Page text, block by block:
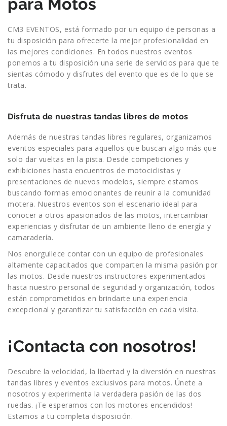
CM3 EVENTOS, está formado por un equipo de personas a
tu disposición para ofrecerte la mejor profesionalidad en
las mejores condiciones. En todos nuestros eventos
ponemos a tu disposición una serie de servicios para que te
sientas cómodo y disfrutes del evento que es de lo que se
trata.
Disfruta de nuestras tandas libres de motos
Además de nuestras tandas libres regulares, organizamos
eventos especiales para aquellos que buscan algo más que
solo dar vueltas en la pista. Desde competiciones y
exhibiciones hasta encuentros de motociclistas y
presentaciones de nuevos modelos, siempre estamos
buscando formas emocionantes de reunir a la comunidad
motera. Nuestros eventos son el escenario ideal para
conocer a otros apasionados de las motos, intercambiar
experiencias y disfrutar de un ambiente lleno de energía y
camaradería.
Nos enorgullece contar con un equipo de profesionales
altamente capacitados que comparten la misma pasión por
las motos. Desde nuestros instructores experimentados
hasta nuestro personal de seguridad y organización, todos
están comprometidos en brindarte una experiencia
excepcional y garantizar tu satisfacción en cada visita.
¡Contacta con nosotros!
Descubre la velocidad, la libertad y la diversión en nuestras
tandas libres y eventos exclusivos para motos. Únete a
nosotros y experimenta la verdadera pasión de las dos
ruedas. ¡Te esperamos con los motores encendidos!
Estamos a tu completa disposición.